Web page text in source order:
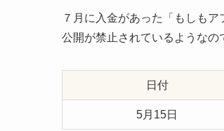
７月に入金があった「もしも
公開が禁止されているようなの
日付
5月15日